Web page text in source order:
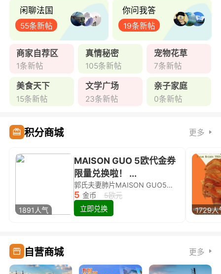
闲聊法国
55条新帖
你问我答
19条新帖
商家自荐区
1条新帖
真情秘密
105条新帖
宠物花草
7条新帖
美食天下
15条新帖
文学广场
23条新帖
亲子家庭
0条新帖
积分商城 更多
1891人气
MAISON GUO 5欧代金券
限量兑换啦！ ...
郭氏夫妻肺片MAISON GUO5欧代金券限量兑换啦！
5 金币
5欧元
立即兑换
1729人
自营商城 更多